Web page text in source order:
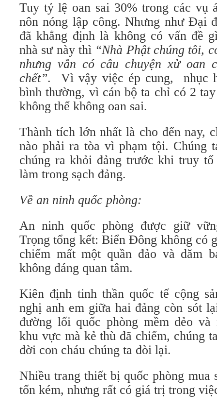
Tuy tỷ lệ oan sai 30% trong các vụ
nôn nóng lập công. Nhưng như Đại
đã khẳng định là không có vấn đề
nhà sư này thì “Nhà Phật chúng tôi,
nhưng vẫn có câu chuyện xử oan
chết”. Vì vậy việc ép cung, nhục
bình thường, vì cán bộ ta chỉ có 2
không thể không oan sai.
Thành tích lớn nhất là cho đến nay,
nào phải ra tòa vì phạm tội. Chúng
chúng ra khỏi đảng trước khi truy
làm trong sạch đảng.
Về an ninh quốc phòng:
An ninh quốc phòng được giữ
Trọng tổng kết: Biển Đông không có
chiếm mất một quần đảo và dăm
không đáng quan tâm.
Kiên định tinh thần quốc tế cộng
nghị anh em giữa hai đảng còn sót
đường lối quốc phòng mềm dẻo và
khu vực mà kẻ thù đã chiếm, chúng
đời con cháu chúng ta đòi lại.
Nhiều trang thiết bị quốc phòng mua
tốn kém, nhưng rất có giá trị trong